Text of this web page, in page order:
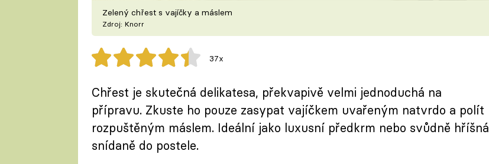
Zelený chřest s vajíčky a máslem
Zdroj: Knorr
37x
Chřest je skutečná delikatesa, překvapivě velmi jednoduchá na
přípravu. Zkuste ho pouze zasypat vajíčkem uvařeným natvrdo a polít
rozpuštěným máslem. Ideální jako luxusní předkrm nebo svůdně hříšná
snídaně do postele.